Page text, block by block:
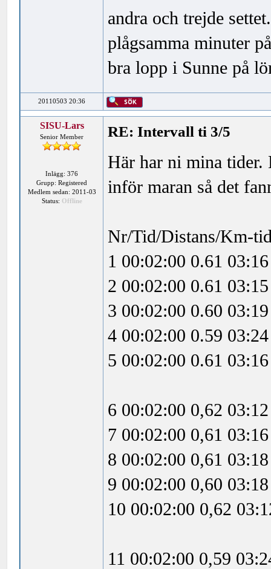
andra och trejde
plågsamma minuter
bra lopp i Sunne på
20110503 20:36
SISU-Lars
Senior Member
Inlägg: 376
Grupp: Registered
Medlem sedan: 2011-03
Status: Offline
RE: Intervall ti 3/5
Här har ni mina tider.
inför maran så det
Nr/Tid/Distans/Km-
1 00:02:00 0.61
2 00:02:00 0.61
3 00:02:00 0.60
4 00:02:00 0.59
5 00:02:00 0.61
6 00:02:00 0,62
7 00:02:00 0,61
8 00:02:00 0,61
9 00:02:00 0,60
10 00:02:00 0,62
11 00:02:00 0,59